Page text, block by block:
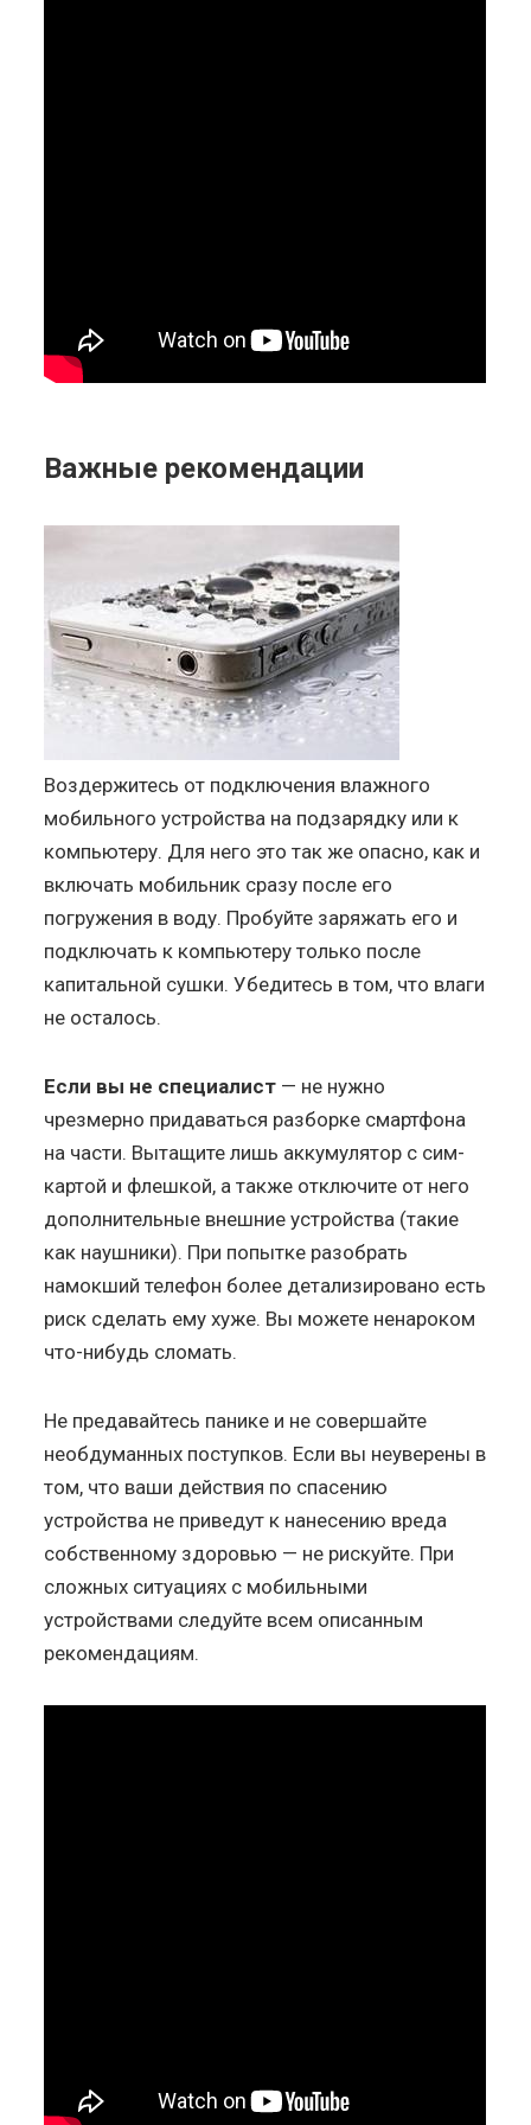
Важные рекомендации
Воздержитесь от подключения влажного
мобильного устройства на подзарядку или к
компьютеру. Для него это так же опасно, как и
включать мобильник сразу после его
погружения в воду. Пробуйте заряжать его и
подключать к компьютеру только после
капитальной сушки. Убедитесь в том, что влаги
не осталось.
Если вы не специалист — не нужно
чрезмерно придаваться разборке смартфона
на части. Вытащите лишь аккумулятор с сим-
картой и флешкой, а также отключите от него
дополнительные внешние устройства (такие
как наушники). При попытке разобрать
намокший телефон более детализировано есть
риск сделать ему хуже. Вы можете ненароком
что-нибудь сломать.
Не предавайтесь панике и не совершайте
необдуманных поступков. Если вы неуверены в
том, что ваши действия по спасению
устройства не приведут к нанесению вреда
собственному здоровью — не рискуйте. При
сложных ситуациях с мобильными
устройствами следуйте всем описанным
рекомендациям.